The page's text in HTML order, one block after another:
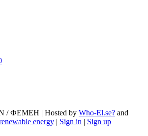
/ ФЕМЕН | Hosted by Who-El.se? and
energy | Sign in | Sign up